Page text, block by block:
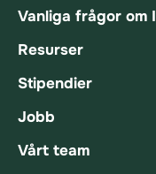
Vanliga frågor om
Resurser
Stipendier
Jobb
Vårt team